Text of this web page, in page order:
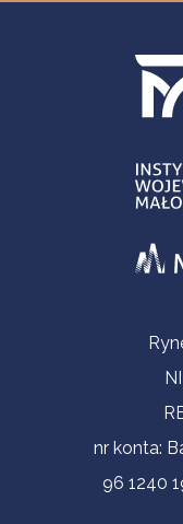
Contact
nr konta:
96 1240